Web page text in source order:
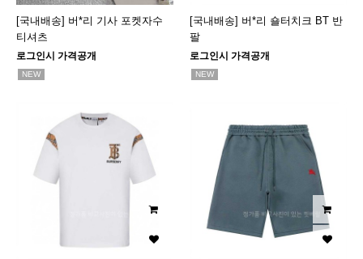
[국내배송] 버*리 기사 포켓자수
티셔츠
로그인시 가격공개
NEW
[국내배송] 버*리 숄터치크 BT 반
팔
로그인시 가격공개
NEW